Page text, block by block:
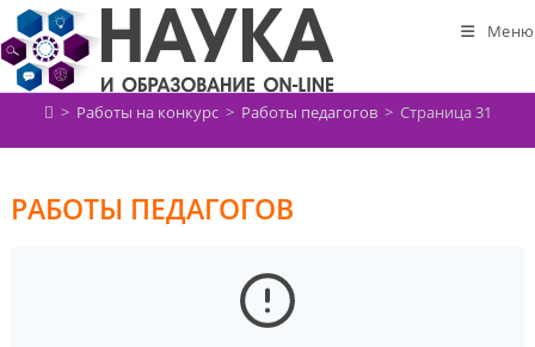
Перейти
к
содержимому
Меню
> Работы на конкурс > Работы педагогов > Страница 31
РАБОТЫ ПЕДАГОГОВ